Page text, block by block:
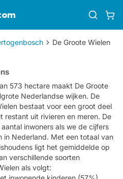
De Groote Wielen
573 hectare maakt De Groote
Nederlandse wijken. De
bestaat voor een groot deel
restant uit rivieren en meren. De
inwoners als we de cijfers
in Nederland. Met een totaal van
ligt het gemiddelde op
verschillende soorten
als volgt: